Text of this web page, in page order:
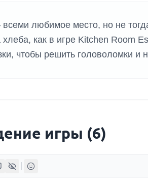
всеми любимое место, но не
хлеба, как в игре Kitchen Room
чтобы решить головоломки и
игры (6)